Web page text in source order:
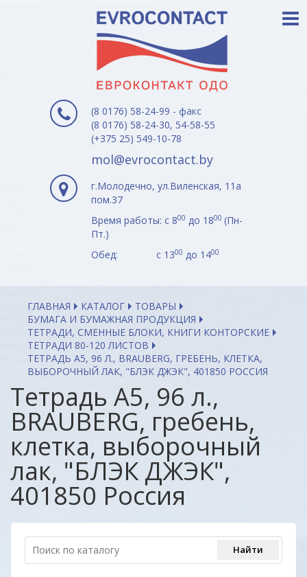
(8 0176) 58-24-99 - факс
(8 0176) 58-24-30, 54-58-55
(+375 25) 549-10-78
mol@evrocontact.by
г.Молодечно, ул.Виленская, 11а
пом.37
Время работы: с 800 до 1800 (Пн-
Пт.)
Обед: с 1300 до 1400
ГЛАВНАЯ КАТАЛОГ
ТОВАРЫ
БУМАГА И БУМАЖНАЯ ПРОДУКЦИЯ
ТЕТРАДИ, СМЕННЫЕ БЛОКИ, КНИГИ КОНТОРСКИЕ
ТЕТРАДИ 80-120 ЛИСТОВ
ТЕТРАДЬ А5, 96 Л., BRAUBERG, ГРЕБЕНЬ, КЛЕТКА,
ВЫБОРОЧНЫЙ ЛАК, "БЛЭК ДЖЭК", 401850 РОССИЯ
Тетрадь А5, 96 л.,
BRAUBERG, гребень,
клетка, выборочный
лак, "БЛЭК ДЖЭК",
401850 Россия